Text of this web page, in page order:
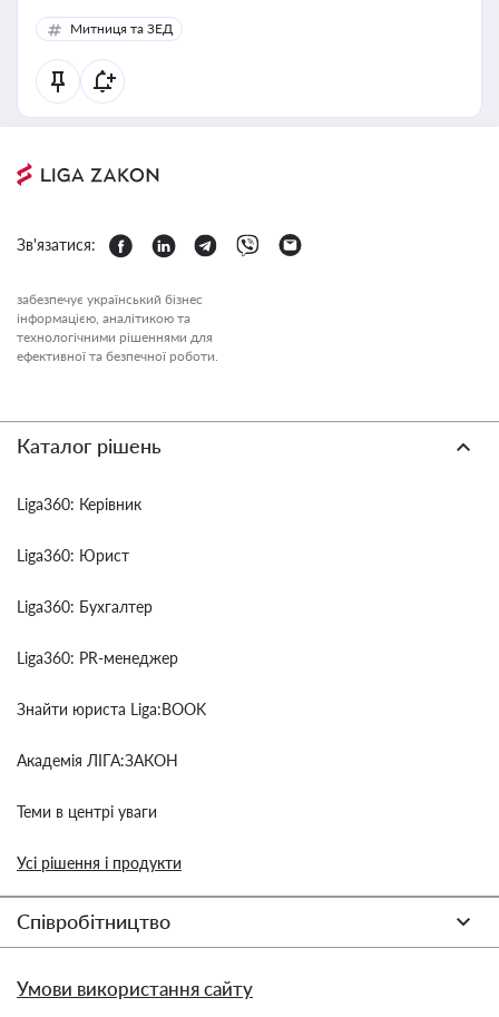
Митниця та ЗЕД
Зв'язатися:
забезпечує український бізнес
інформацією, аналітикою та
технологічними рішеннями для
ефективної та безпечної роботи.
Каталог рішень
Liga360: Керівник
Liga360: Юрист
Liga360: Бухгалтер
Liga360: PR-менеджер
Знайти юриста Liga:BOOK
Академія ЛІГА:ЗАКОН
Теми в центрі уваги
Усі рішення і продукти
Співробітництво
Умови використання сайту